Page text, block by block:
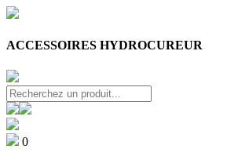
ACCESSOIRES HYDROCUREUR
0